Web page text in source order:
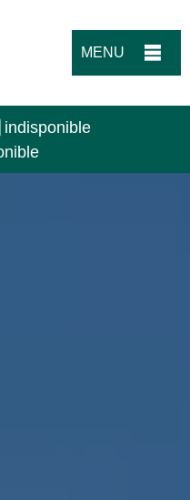
MENU
indisponible